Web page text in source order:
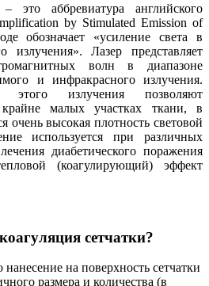
это аббревиатура английского
by Stimulated Emission of
обозначает «усиление света в
излучения». Лазер представляет
волн в диапазоне
и инфракрасного излучения.
этого излучения позволяют
малых участках ткани, в
очень высокая плотность световой
используется при различных
диабетического поражения
(коагулирующий) эффект
сетчатки?
нанесение на поверхность сетчатки
размера и количества (в